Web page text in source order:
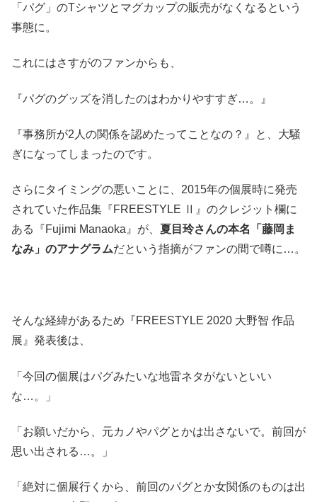
「パグ」のTシャツとマグカップの販売がなくなるという
事態に。
これにはさすがのファンからも、
『パグのグッズを消したのはわかりやすすぎ…。』
『事務所が2人の関係を認めたってことなの？』と、大騒
ぎになってしまったのです。
さらにタイミングの悪いことに、2015年の個展時に発売
されていた作品集『FREESTYLE Ⅱ』のクレジット欄に
ある『Fujimi Manaoka』が、 夏目玲さんの本名「藤岡ま
なみ」のアナグラムだという指摘がファンの間で噂に…。
そんな経緯があるため『FREESTYLE 2020 大野智 作品
展』発表後は、
「今回の個展はパグみたいな地雷ネタがないといい
な…。」
「お願いだから、元カノやパグとかは出さないで。前回が
思い出される…。」
「絶対に個展行くから、前回のパグとか女関係のものは出